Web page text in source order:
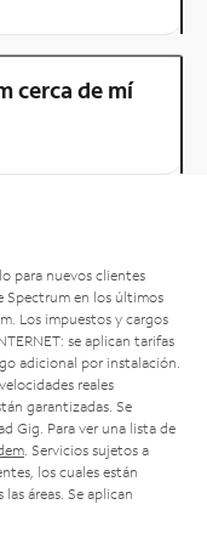
cerca de mí
para nuevos clientes
Spectrum en los últimos
Los impuestos y cargos
se aplican tarifas
adicional por instalación.
reales
garantizadas. Se
Gig. Para ver una lista de
. Servicios sujetos a
los cuales están
áreas. Se aplican